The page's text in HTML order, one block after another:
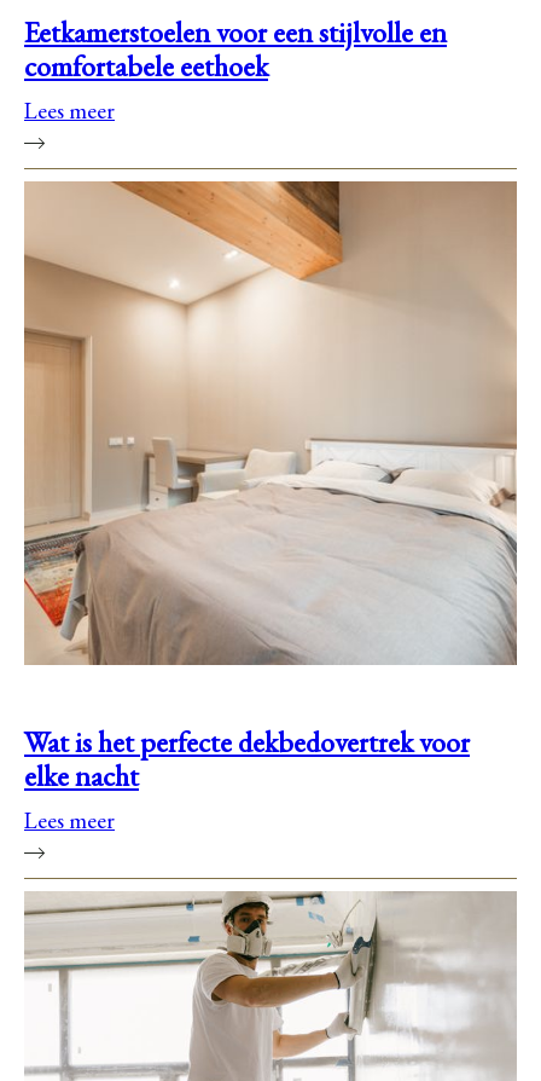
Eetkamerstoelen voor een stijlvolle en
comfortabele eethoek
Lees meer
Wat is het perfecte dekbedovertrek voor
elke nacht
Lees meer